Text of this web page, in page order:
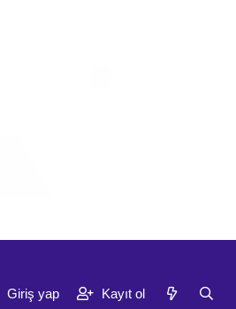
Giriş yap Kayıt ol